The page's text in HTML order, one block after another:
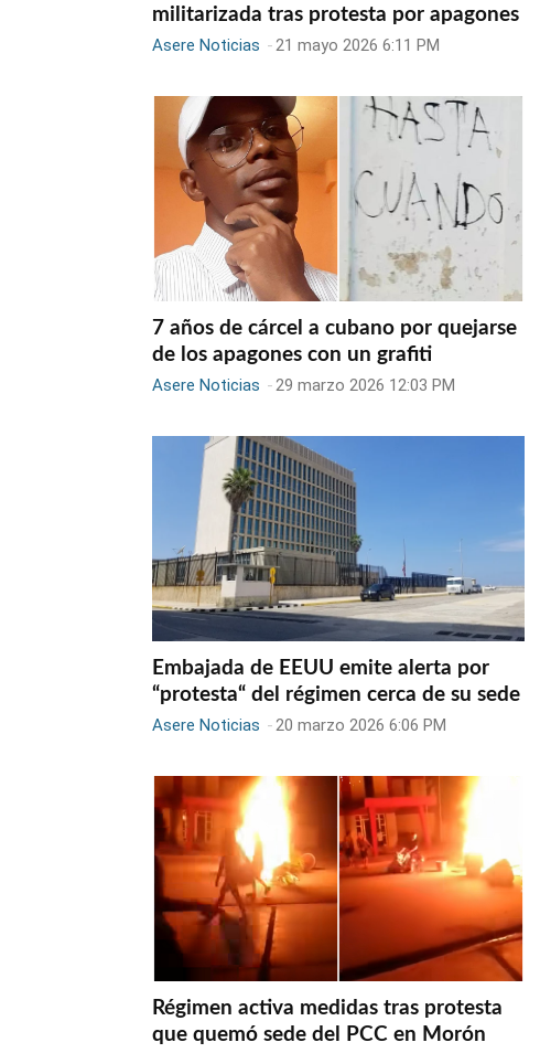
militarizada tras protesta por apagones
Asere Noticias -21 mayo 2026 6:11 PM
7 años de cárcel a cubano por quejarse
de los apagones con un grafiti
Asere Noticias -29 marzo 2026 12:03 PM
Embajada de EEUU emite alerta por
“protesta“ del régimen cerca de su sede
Asere Noticias -20 marzo 2026 6:06 PM
Régimen activa medidas tras protesta
que quemó sede del PCC en Morón